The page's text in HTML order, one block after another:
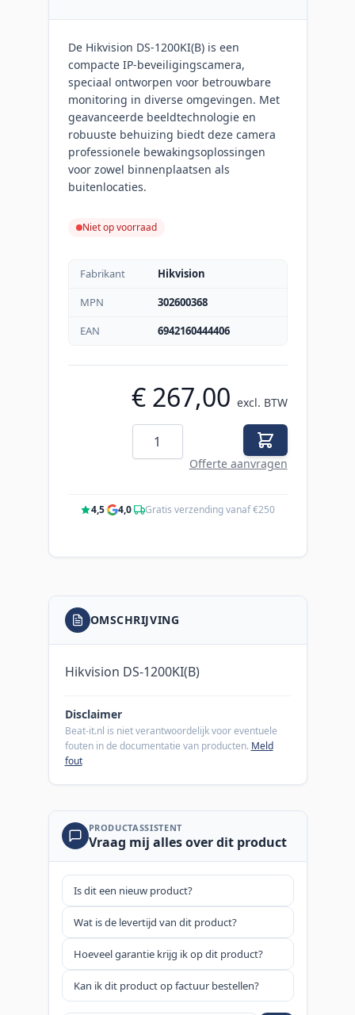
De Hikvision DS-1200KI(B) is een
compacte IP-beveiligingscamera,
speciaal ontworpen voor betrouwbare
monitoring in diverse omgevingen. Met
geavanceerde beeldtechnologie en
robuuste behuizing biedt deze camera
professionele bewakingsoplossingen
voor zowel binnenplaatsen als
buitenlocaties.
Niet op voorraad
Fabrikant
Hikvision
MPN
302600368
EAN
6942160444406
€ 267,00 excl. BTW
Aantal
Offerte aanvragen
4,5· 4,0· Gratis verzending vanaf €250
OMSCHRIJVING
Hikvision DS-1200KI(B)
Disclaimer
Beat-it.nl is niet verantwoordelijk voor eventuele
fouten in de documentatie van producten. Meld
fout
PRODUCTASSISTENT
Vraag mij alles over dit product
Is dit een nieuw product?
Wat is de levertijd van dit product?
Hoeveel garantie krijg ik op dit product?
Kan ik dit product op factuur bestellen?